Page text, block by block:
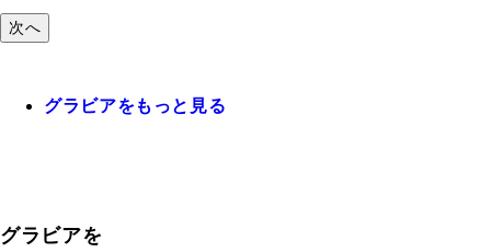
次へ
グラビアをもっと見る
グラビアを